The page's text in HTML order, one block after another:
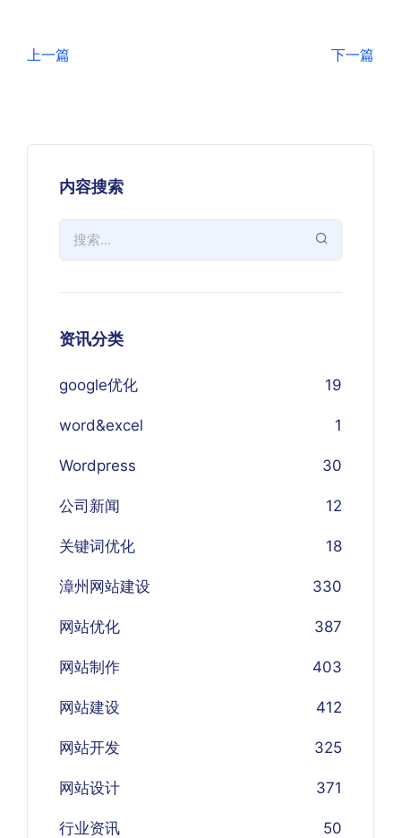
上一篇 下一篇
内容搜索
资讯分类
google优化 19
word&excel 1
Wordpress 30
公司新闻 12
关键词优化 18
漳州网站建设 330
网站优化 387
网站制作 403
网站建设 412
网站开发 325
网站设计 371
行业资讯 50